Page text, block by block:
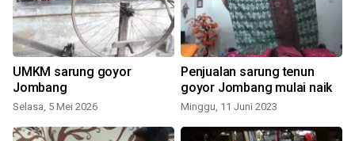
UMKM sarung goyor
Jombang
Selasa, 5 Mei 2026
Penjualan sarung tenun
goyor Jombang mulai naik
Minggu, 11 Juni 2023